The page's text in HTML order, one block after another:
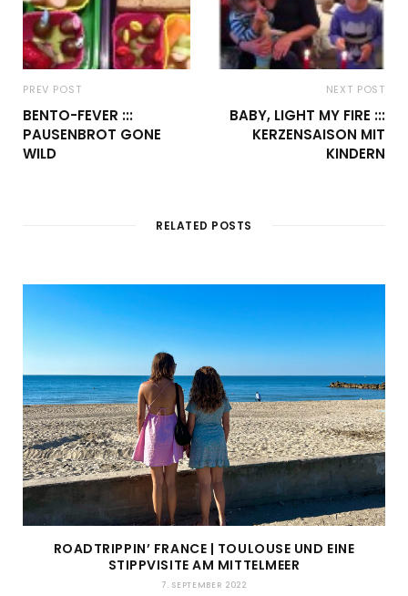
PREV POST
BENTO-FEVER :::
PAUSENBROT GONE
WILD
NEXT POST
BABY, LIGHT MY FIRE :::
KERZENSAISON MIT
KINDERN
RELATED POSTS
ROADTRIPPIN’ FRANCE | TOULOUSE UND EINE
STIPPVISITE AM MITTELMEER
7. SEPTEMBER 2022